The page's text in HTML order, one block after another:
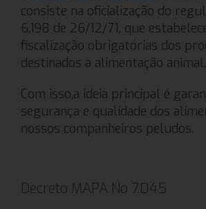
consiste na oficialização do
6.198 de 26/12/71, que
fiscalização obrigatórias dos
destinados à alimentação animal.
Com isso,a ideia principal é
segurança e qualidade dos
nossos companheiros peludos.
Decreto MAPA No 7.045